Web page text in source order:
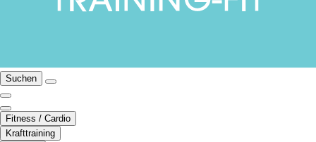
Suchen
Fitness / Cardio
Krafttraining